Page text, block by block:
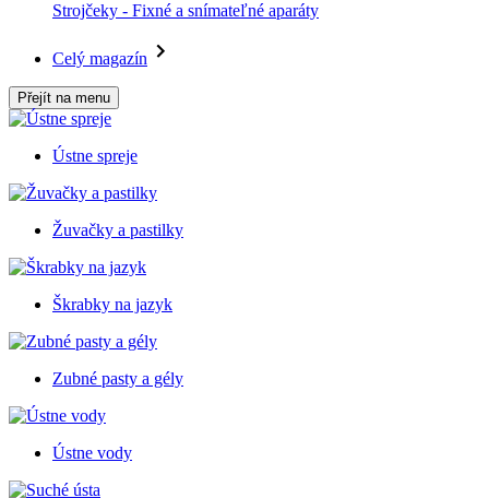
Strojčeky - Fixné a snímateľné aparáty
Celý magazín
Přejít na menu
Ústne spreje
Žuvačky a pastilky
Škrabky na jazyk
Zubné pasty a gély
Ústne vody